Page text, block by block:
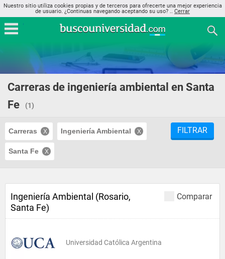
Nuestro sitio utiliza cookies propias y de terceros para ofrecerte una mejor experiencia
de usuario. ¿Continuas navegando aceptando su uso? .. Cerrar
Carreras de ingeniería ambiental en Santa
Fe
(1)
Carreras Ingeniería Ambiental
Santa Fe
FILTRAR
Comparar
Ingeniería Ambiental (Rosario,
Santa Fe)
Universidad Católica Argentina